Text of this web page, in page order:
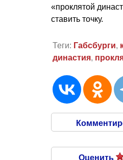
«проклятой
ставить точку.
Теги: Габсбурги,
династия,
Оценить